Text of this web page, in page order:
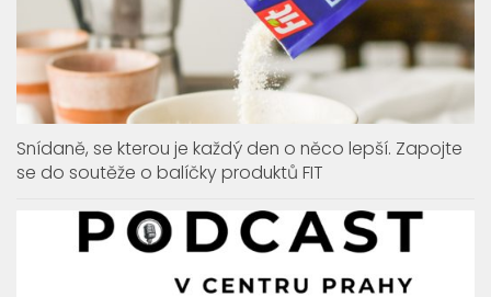
Snídaně, se kterou je každý den o něco lepší. Zapojte
se do soutěže o balíčky produktů FIT